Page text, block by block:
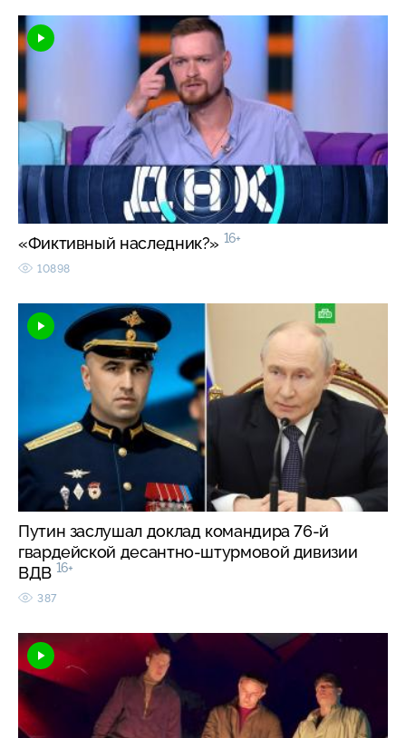
«Фиктивный наследник?» 16+
10898
Путин заслушал доклад командира 76-й
гвардейской десантно-штурмовой дивизии
ВДВ 16+
387